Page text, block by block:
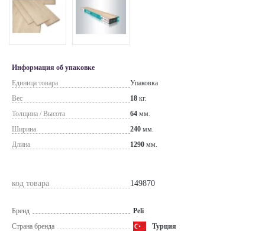
Информация об упаковке
Единица товара
Упаковка
Вес
18 кг.
Толщина / Высота
64 мм.
Ширина
240 мм.
Длина
1290 мм.
код товара 149870
Бренд
Peli
Страна бренда
Турция